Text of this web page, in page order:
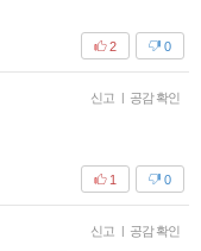
0
2
신고 | 공감 확인
0
1
신고 | 공감 확인